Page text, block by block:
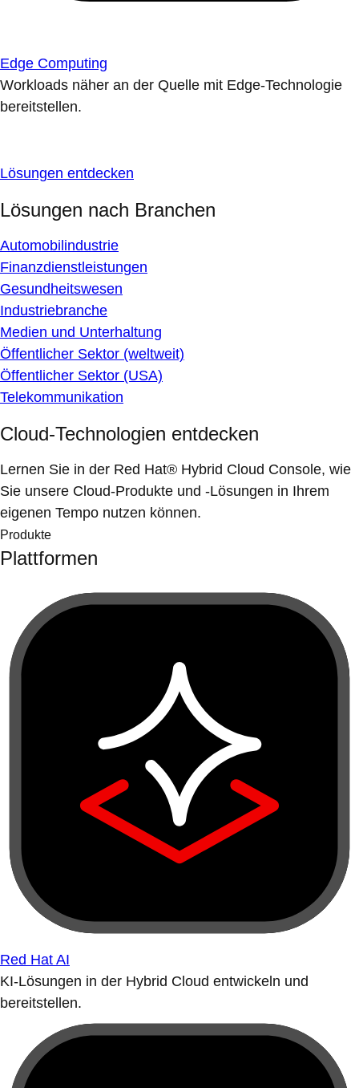
Edge Computing
Workloads näher an der Quelle mit Edge-Technologie
bereitstellen.
Lösungen entdecken
Lösungen nach Branchen
Automobilindustrie
Finanzdienstleistungen
Gesundheitswesen
Industriebranche
Medien und Unterhaltung
Öffentlicher Sektor (weltweit)
Öffentlicher Sektor (USA)
Telekommunikation
Cloud-Technologien entdecken
Lernen Sie in der Red Hat® Hybrid Cloud Console, wie
Sie unsere Cloud-Produkte und -Lösungen in Ihrem
eigenen Tempo nutzen können.
Produkte
Plattformen
Red Hat AI
KI-Lösungen in der Hybrid Cloud entwickeln und
bereitstellen.